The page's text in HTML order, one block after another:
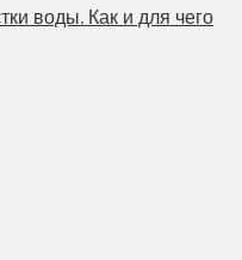
воды. Как и для чего